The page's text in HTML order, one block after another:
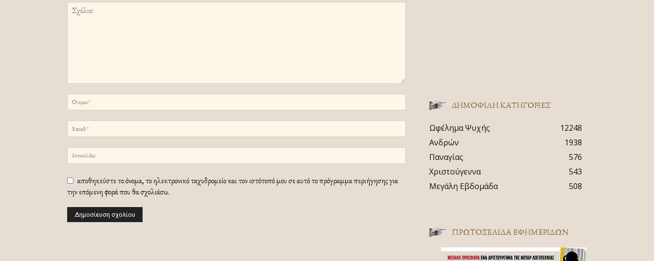
αποθηκεύστε το όνομα, το ηλεκτρονικό ταχυδρομείο και τον ιστότοπό μου σε αυτό το πρόγραμμα περιήγησης για
την επόμενη φορά που θα σχολιάσω.
ΔΗΜΟΦΙΛΗ ΚΑΤΗΓΟΡΙΕΣ
Ωφέλημα Ψυχής
12248
Ανδρών
1938
Παναγίας
576
Χριστούγεννα
543
Μεγάλη Εβδομάδα
508
ΠΡΩΤΟΣΈΛΙΔΑ ΕΦΗΜΕΡΊΔΩΝ